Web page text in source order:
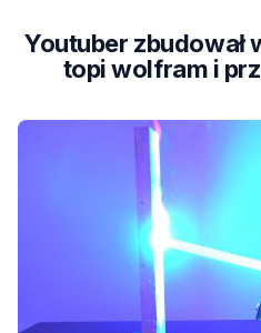
Youtuber zbudował
topi wolfram i